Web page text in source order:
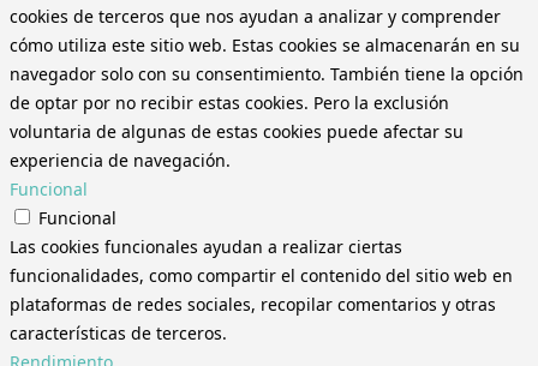
cookies de terceros que nos ayudan a analizar y comprender
cómo utiliza este sitio web. Estas cookies se almacenarán en su
navegador solo con su consentimiento. También tiene la opción
de optar por no recibir estas cookies. Pero la exclusión
voluntaria de algunas de estas cookies puede afectar su
experiencia de navegación.
Funcional
Funcional
Las cookies funcionales ayudan a realizar ciertas
funcionalidades, como compartir el contenido del sitio web en
plataformas de redes sociales, recopilar comentarios y otras
características de terceros.